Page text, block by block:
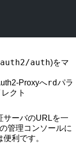
auth)をマ
Proxyへrdパラ
クト
サーバのURLを一
管理コンソールに
利です。